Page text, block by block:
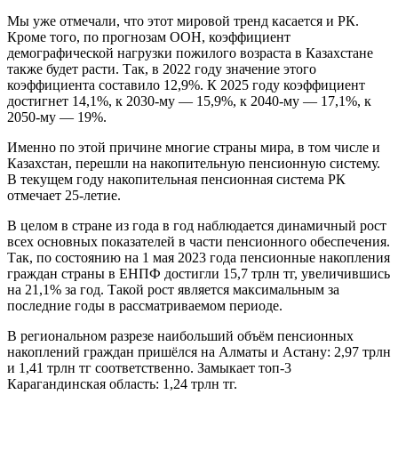
Мы уже отмечали, что этот мировой тренд касается и РК.
Кроме того, по прогнозам ООН, коэффициент
демографической нагрузки пожилого возраста в Казахстане
также будет расти. Так, в 2022 году значение этого
коэффициента составило 12,9%. К 2025 году коэффициент
достигнет 14,1%, к 2030-му — 15,9%, к 2040-му — 17,1%, к
2050-му — 19%.
Именно по этой причине многие страны мира, в том числе и
Казахстан, перешли на накопительную пенсионную систему.
В текущем году накопительная пенсионная система РК
отмечает 25-летие.
В целом в стране из года в год наблюдается динамичный рост
всех основных показателей в части пенсионного обеспечения.
Так, по состоянию на 1 мая 2023 года пенсионные накопления
граждан страны в ЕНПФ достигли 15,7 трлн тг, увеличившись
на 21,1% за год. Такой рост является максимальным за
последние годы в рассматриваемом периоде.
В региональном разрезе наибольший объём пенсионных
накоплений граждан пришёлся на Алматы и Астану: 2,97 трлн
и 1,41 трлн тг соответственно. Замыкает топ-3
Карагандинская область: 1,24 трлн тг.